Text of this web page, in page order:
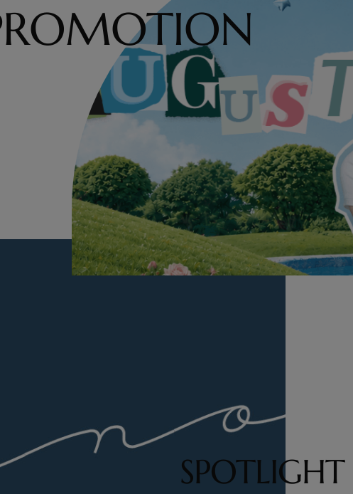
SPOTLIGHT